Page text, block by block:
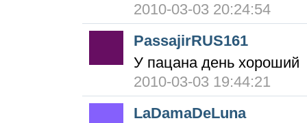
2010-03-03 20:24:54
PassajirRUS161
У пацана день хороший
2010-03-03 19:44:21
LaDamaDeLuna